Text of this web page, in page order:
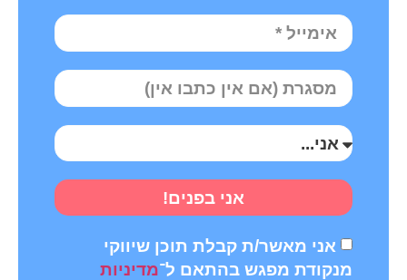
אני מאשר/ת קבלת תוכן שיווקי
מנקודת מפגש בהתאם ל־מדיניות
אני בפנים!